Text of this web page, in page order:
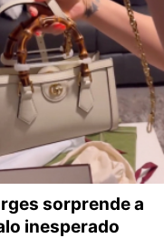
sorprende a
inesperado